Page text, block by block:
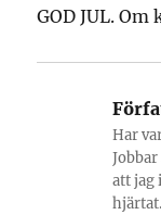
GOD JUL.
Har
att jag